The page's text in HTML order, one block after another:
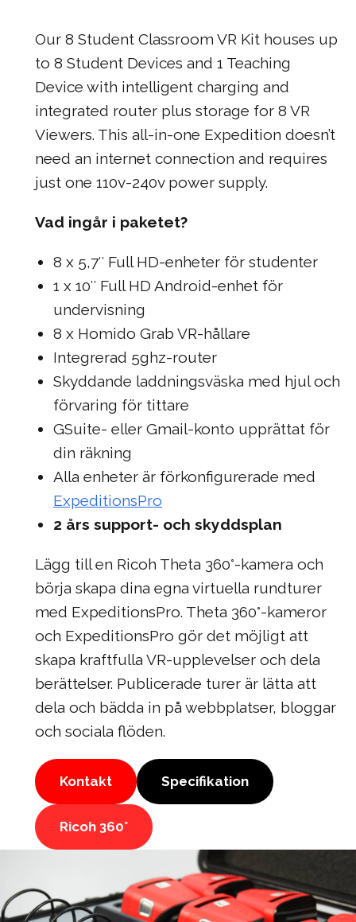
Our 8 Student Classroom VR Kit houses up
to 8 Student Devices and 1 Teaching
Device with intelligent charging and
integrated router plus storage for 8 VR
Viewers. This all-in-one Expedition doesn’t
need an internet connection and requires
just one 110v-240v power supply.
Vad ingår i paketet?
8 x 5,7″ Full HD-enheter för studenter
1 x 10″ Full HD Android-enhet för
undervisning
8 x Homido Grab VR-hållare
Integrerad 5ghz-router
Skyddande laddningsväska med hjul och
förvaring för tittare
GSuite- eller Gmail-konto upprättat för
din räkning
Alla enheter är förkonfigurerade med
ExpeditionsPro
2 års support- och skyddsplan
Lägg till en Ricoh Theta 360°-kamera och
börja skapa dina egna virtuella rundturer
med ExpeditionsPro. Theta 360°-kameror
och ExpeditionsPro gör det möjligt att
skapa kraftfulla VR-upplevelser och dela
berättelser. Publicerade turer är lätta att
dela och bädda in på webbplatser, bloggar
och sociala flöden.
Kontakt Specifikation
Ricoh 360°